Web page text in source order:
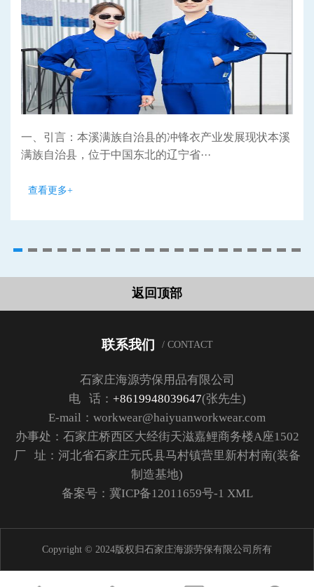
一、引言：本溪满族自治县的冲锋衣产业发展现状本溪
满族自治县，位于中国东北的辽宁省···
查看更多+
返回顶部
联系我们 / CONTACT
石家庄海源劳保用品有限公司
电 话： +8619948039647(张先生)
E-mail：workwear@haiyuanworkwear.com
办事处：石家庄桥西区大经街天滋嘉鲤商务楼A座1502
厂 址：河北省石家庄元氏县马村镇营里新村村南(装备
制造基地)
备案号： 冀ICP备12011659号-1 XML
Copyright © 2024版权归石家庄海源劳保有限公司所有